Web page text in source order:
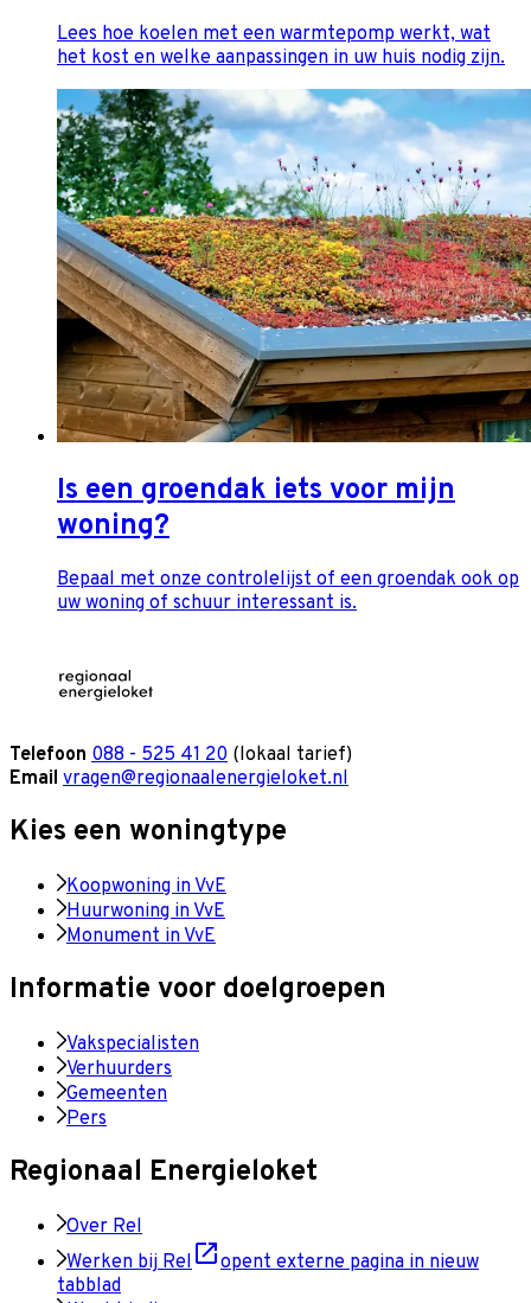
Lees hoe koelen met een warmtepomp werkt, wat
het kost en welke aanpassingen in uw huis nodig zijn.
Is een groendak iets voor mijn
woning?
Bepaal met onze controlelijst of een groendak ook op
uw woning of schuur interessant is.
Telefoon 088 - 525 41 20 (lokaal tarief)
Email vragen@regionaalenergieloket.nl
Kies een woningtype
Koopwoning in VvE
Huurwoning in VvE
Monument in VvE
Informatie voor doelgroepen
Vakspecialisten
Verhuurders
Gemeenten
Pers
Regionaal Energieloket
Over Rel
Werken bij Rel
opent externe pagina in nieuw
tabblad